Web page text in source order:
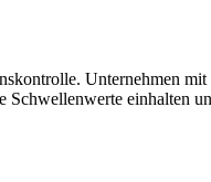
Unternehmen
einhalten